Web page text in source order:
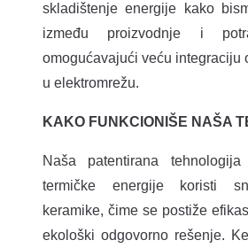
skladištenje energije kako
između proizvodnje i
omogućavajući veću integraciju
u elektromrežu.
KAKO FUNKCIONIŠE NAŠA
Naša patentirana
termičke energije koristi
keramike, čime se postiže
ekološki odgovorno rešenje.